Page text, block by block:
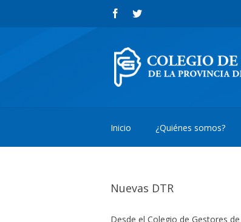
Inicio ¿Quiénes somos?
Nuevas DTR
Desde el Colegio de Gestores